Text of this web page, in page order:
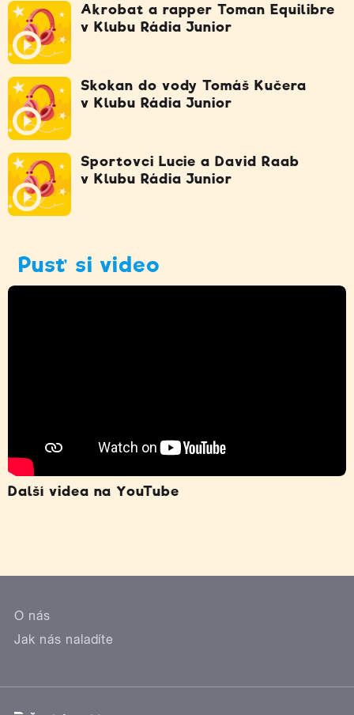
Akrobat a rapper Toman Equilibre
v Klubu Rádia Junior
Skokan do vody Tomáš Kučera
v Klubu Rádia Junior
Sportovci Lucie a David Raab
v Klubu Rádia Junior
Pusť si video
Další videa na YouTube
O nás
Jak nás naladíte